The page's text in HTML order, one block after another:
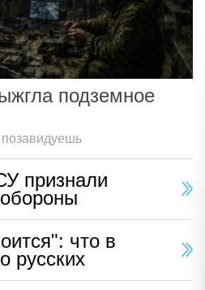
подземное
признали
что в
русских